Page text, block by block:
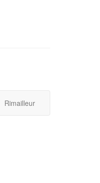
Rimailleur